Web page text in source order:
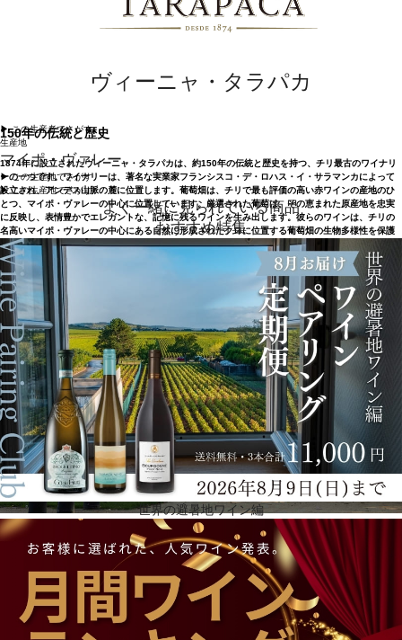
ヴィーニャ・タラパカ
150年の伝統と歴史
1874年に設立されたヴィーニャ・タラパカは、約150年の伝統と歴史を持つ、チリ最古のワイナリ
ーの一つです。ワイナリーは、著名な実業家フランシスコ・デ・ロハス・イ・サラマンカによって
設立され、アンデス山脈の麓に位置します。葡萄畑は、チリで最も評価の高い赤ワインの産地のひ
とつ、マイポ・ヴァレーの中心に位置しています。厳選された葡萄は、その恵まれた原産地を忠実
に反映し、表情豊かでエレガントな、記憶に残るワインを生み出します。彼らのワインは、チリの
名高いマイポ・ヴァレーの中心にある自然に形成されたクロに位置する葡萄畑の生物多様性を保護
するためのコミットメントの結果です。この生物多様性が、彼らが造るワインに比類ない品質を与
えています。
「クロ・ナチュラル」
2008年からは、ヴィーニャ・サン・ペドロ・タラパカ社（VSPTワイングループ）というグループ
の一員となり、総栽培面積4,254ha、年間1600万ケース以上のワインを生産し、世界80以上の市場
で販売しており、チリ第2位のワイン輸出コングロマリット、世界15位のワイン会社の1つとなって
います。このうち、ヴィーニャ・タラパカは年間98,000ケースのワインを生産し、50カ国に輸出し
ています。所有地は2,600haあり、そのうち611haが植樹されています。山脈とマイポ川に囲まれ
たこの地は、自然に保護されたユニークな場所です。クロとは、フランスの葡萄栽培用語で、葡萄
▶︎ この生産者でさがす
生産地
マイポ・ヴァレー
▶︎ この生産地でさがす
▶︎ この生産地でさがす
よく一緒に見られている商品
おすすめ特集
世界の避暑地ワイン編